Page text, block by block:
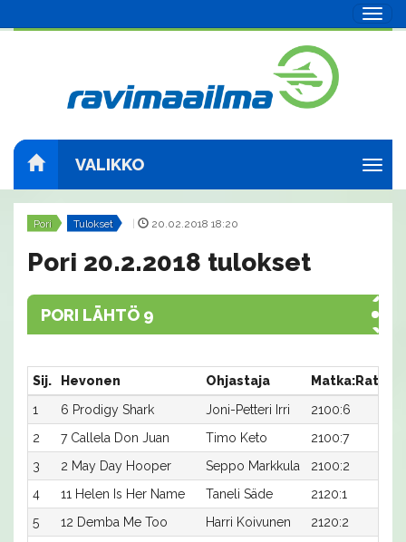
VALIKKO
Pori Tulokset 20.02.2018 18:20
Pori 20.2.2018 tulokset
PORI LÄHTÖ 9
Sij. Hevonen Ohjastaja Matka:Rata
1
6 Prodigy Shark Joni-Petteri Irri 2100:6
2
7 Callela Don Juan Timo Keto 2100:7
3
2 May Day Hooper Seppo Markkula 2100:2
4
11 Helen Is Her Name Taneli Säde 2120:1
5
12 Demba Me Too Harri Koivunen 2120:2